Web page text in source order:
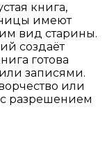
книга,
имеют
вид старины.
создаёт
готова
записями.
или
разрешением